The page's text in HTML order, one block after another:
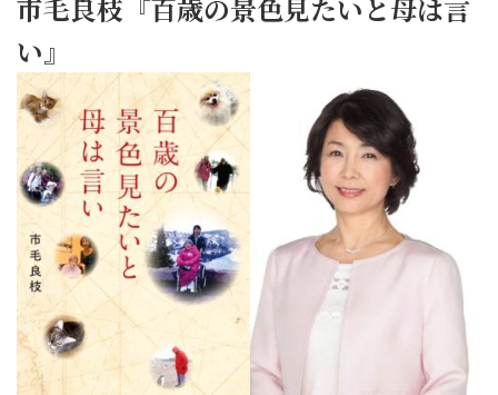
市毛良枝『百歳の景色見たいと母は言
い』